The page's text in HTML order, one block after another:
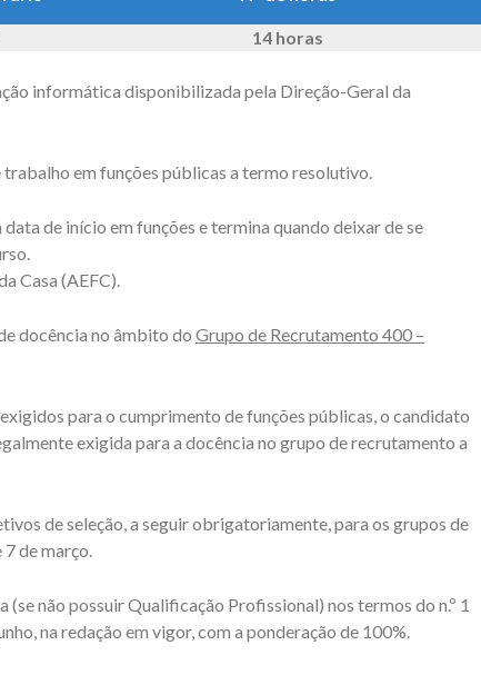
14 horas
informática disponibilizada pela Direção-Geral da
em funções públicas a termo resolutivo.
de início em funções e termina quando deixar de se
Casa (AEFC).
docência no âmbito do Grupo de Recrutamento 400 –
para o cumprimento de funções públicas, o candidato
exigida para a docência no grupo de recrutamento a
de seleção, a seguir obrigatoriamente, para os grupos de
de março.
não possuir Qualificação Profissional) nos termos do n.º 1
na redação em vigor, com a ponderação de 100%.